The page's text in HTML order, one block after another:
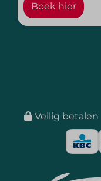
Boek hier
Veilig betalen